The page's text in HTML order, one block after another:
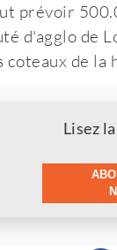
prévoir
d'agglo de
coteaux de
Lisez